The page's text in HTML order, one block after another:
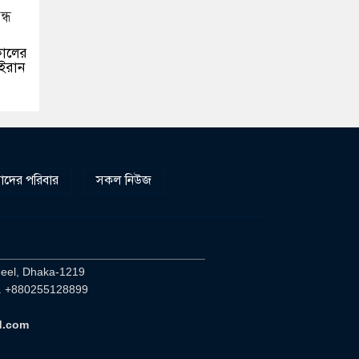
পরিবার সকল নিউজ
Dhaka-1219